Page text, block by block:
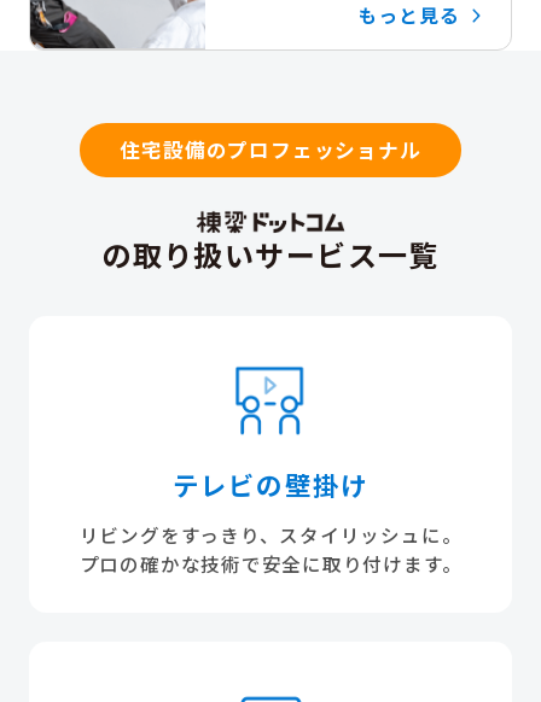
もっと見る
住宅設備のプロフェッショナル
の取り扱いサービス一覧
テレビの壁掛け
リビングをすっきり、スタイリッシュに。
プロの確かな技術で安全に取り付けます。